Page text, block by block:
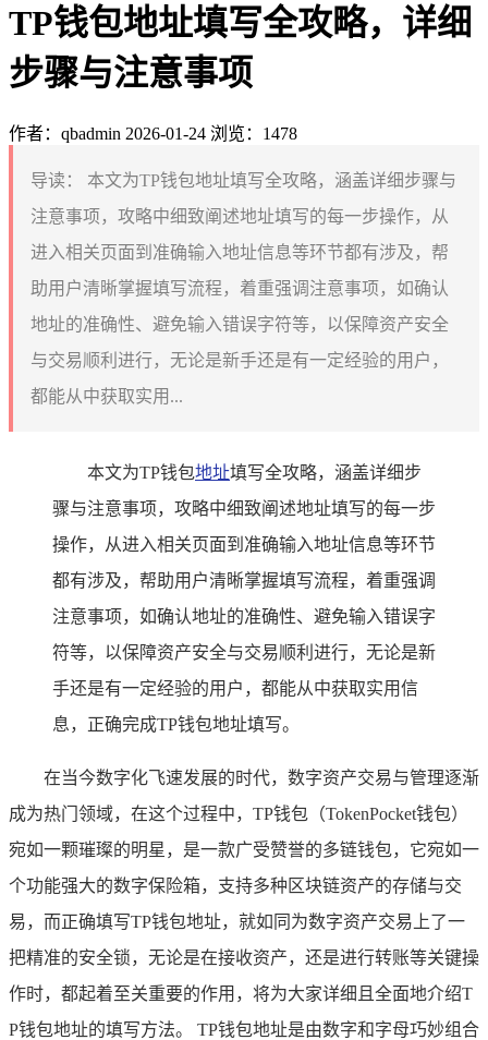
TP钱包地址填写全攻略，详细
步骤与注意事项
作者：qbadmin 2026-01-24 浏览：1478
导读：
本文为TP钱包地址填写全攻略，涵盖详细步骤与
注意事项，攻略中细致阐述地址填写的每一步操作，从
进入相关页面到准确输入地址信息等环节都有涉及，帮
助用户清晰掌握填写流程，着重强调注意事项，如确认
地址的准确性、避免输入错误字符等，以保障资产安全
与交易顺利进行，无论是新手还是有一定经验的用户，
都能从中获取实用...
本文为TP钱包地址填写全攻略，涵盖详细步
骤与注意事项，攻略中细致阐述地址填写的每一步
操作，从进入相关页面到准确输入地址信息等环节
都有涉及，帮助用户清晰掌握填写流程，着重强调
注意事项，如确认地址的准确性、避免输入错误字
符等，以保障资产安全与交易顺利进行，无论是新
手还是有一定经验的用户，都能从中获取实用信
息，正确完成TP钱包地址填写。
在当今数字化飞速发展的时代，数字资产交易与管理逐渐
成为热门领域，在这个过程中，TP钱包（TokenPocket钱包）
宛如一颗璀璨的明星，是一款广受赞誉的多链钱包，它宛如一
个功能强大的数字保险箱，支持多种区块链资产的存储与交
易，而正确填写TP钱包地址，就如同为数字资产交易上了一
把精准的安全锁，无论是在接收资产，还是进行转账等关键操
作时，都起着至关重要的作用，将为大家详细且全面地介绍T
P钱包地址的填写方法。 TP钱包地址是由数字和字母巧妙组合